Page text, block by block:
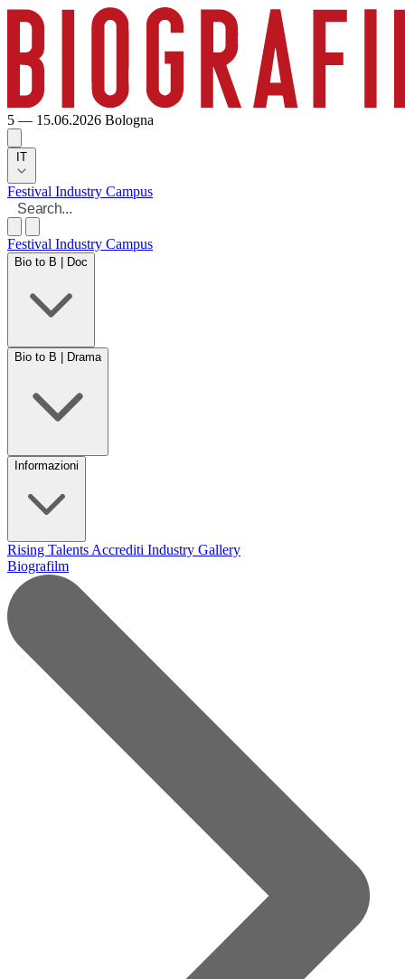
5 — 15.06.2026 Bologna
IT
Festival Industry Campus
Festival Industry Campus
Bio to B | Doc
Bio to B | Drama
Informazioni
Rising Talents Accrediti Industry Gallery
Biografilm